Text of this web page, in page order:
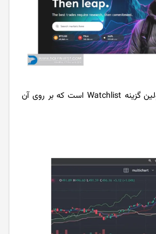
3. در نوار سمت راست، اولین گزینه Watchlist است که بر روی آن